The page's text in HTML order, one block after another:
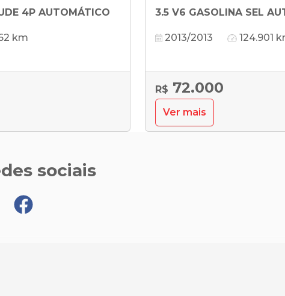
4P AUTOMÁTICO
km
3.5 V6 GASOLINA SEL
2013/2013 124.901
R$ 72.000
Ver mais
sociais